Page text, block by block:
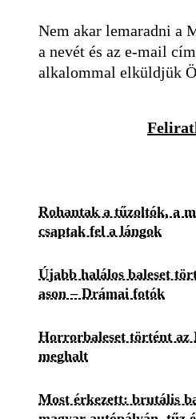
Nem akar lemaradni a
a nevét és az e-mail
alkalommal elküldjük
Rohantak a tűzoltók, a
csaptak fel a lángok
Újabb halálos baleset
ason – Drámai fotók
Horrorbaleset történt az
meghalt
Most érkezett: brutális